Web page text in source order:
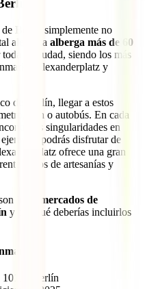
Berlín simplemente no
alemana alberga más de 60
la ciudad, siendo los más
Alexanderplatz y
de Berlín, llegar a estos
tren o autobús. En cada
singularidades en
podrás disfrutar de
ofrece una gran
tipos de artesanías y
los
3 mercados de
y por qué deberías incluirlos
10117 Berlín